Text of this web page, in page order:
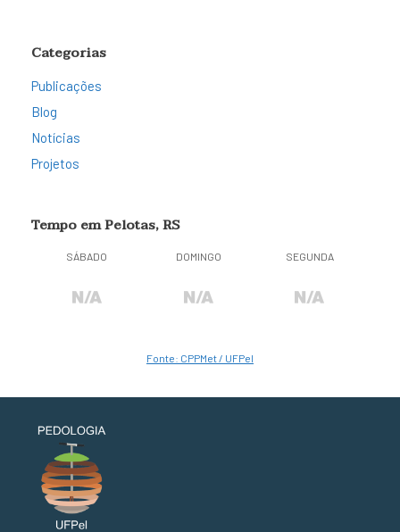
Categorias
Publicações
Blog
Notícias
Projetos
Tempo em Pelotas, RS
SÁBADO DOMINGO SEGUNDA
Fonte: CPPMet / UFPel